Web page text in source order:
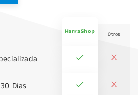
HerraShop Otros
Días